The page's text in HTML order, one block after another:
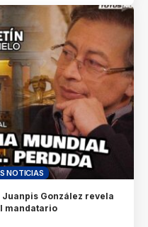
NOTICIAS
González revela
mandatario